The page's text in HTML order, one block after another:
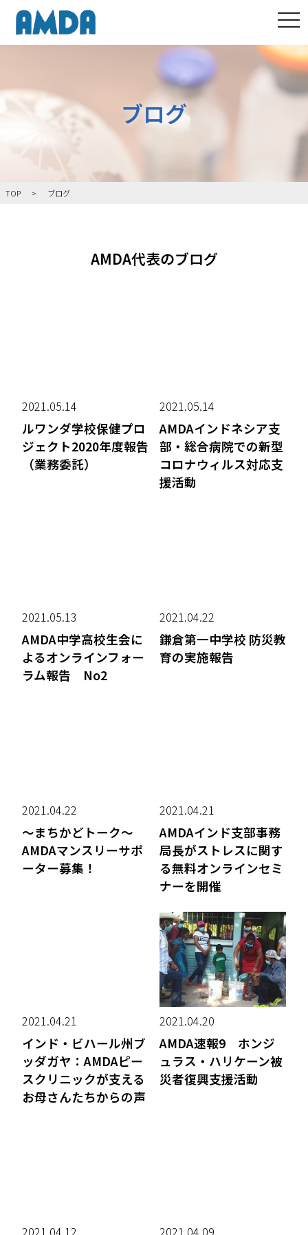
ブログ
TOP ブログ
AMDA代表のブログ
2021.05.14
ルワンダ学校保健プロ
ジェクト2020年度報告
（業務委託）
2021.05.14
AMDAインドネシア支
部・総合病院での新型
コロナウィルス対応支
援活動
2021.05.13
AMDA中学高校生会に
よるオンラインフォー
ラム報告 No2
2021.04.22
鎌倉第一中学校 防災教
育の実施報告
2021.04.22
～まちかどトーク～
AMDAマンスリーサポ
ーター募集！
2021.04.21
AMDAインド支部事務
局長がストレスに関す
る無料オンラインセミ
ナーを開催
2021.04.21
インド・ビハール州ブ
ッダガヤ：AMDAピー
スクリニックが支える
お母さんたちからの声
2021.04.20
AMDA速報9 ホンジ
ュラス・ハリケーン被
災者復興支援活動
2021.04.12 2021.04.09